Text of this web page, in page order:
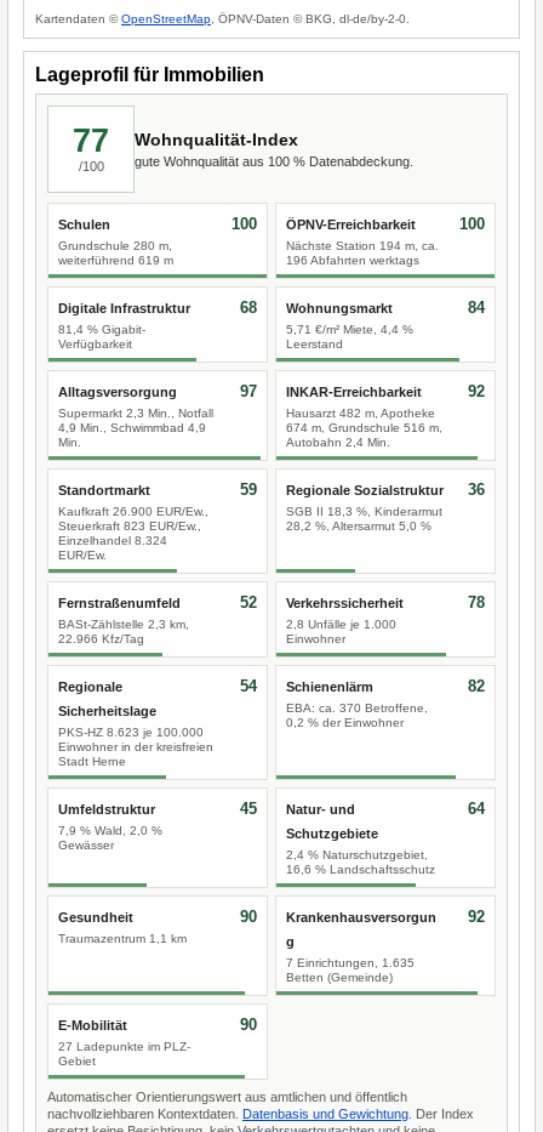
Kartendaten ©OpenStreetMap , ÖPNV-Daten © BKG, dl-de/by-2-0.
Lageprofil für Immobilien
77
/100
Wohnqualität-Index
gute Wohnqualität aus 100 % Datenabdeckung.
Schulen
Grundschule 280 m,
weiterführend 619 m
100 ÖPNV-Erreichbarkeit
Nächste Station 194 m, ca.
196 Abfahrten werktags
100
Digitale Infrastruktur
81,4 % Gigabit-
Verfügbarkeit
68 Wohnungsmarkt
5,71 €/m² Miete, 4,4 %
Leerstand
84
Alltagsversorgung
Supermarkt 2,3 Min., Notfall
4,9 Min., Schwimmbad 4,9
Min.
97 INKAR-Erreichbarkeit
Hausarzt 482 m, Apotheke
674 m, Grundschule 516 m,
Autobahn 2,4 Min.
92
Standortmarkt
Kaufkraft 26.900 EUR/Ew.,
Steuerkraft 823 EUR/Ew.,
Einzelhandel 8.324
EUR/Ew.
59 Regionale Sozialstruktur
SGB II 18,3 %, Kinderarmut
28,2 %, Altersarmut 5,0 %
36
Fernstraßenumfeld
BASt-Zählstelle 2,3 km,
22.966 Kfz/Tag
52 Verkehrssicherheit
2,8 Unfälle je 1.000
Einwohner
78
Regionale
Sicherheitslage
PKS-HZ 8.623 je 100.000
Einwohner in der kreisfreien
Stadt Herne
54 Schienenlärm
EBA: ca. 370 Betroffene,
0,2 % der Einwohner
82
Umfeldstruktur
7,9 % Wald, 2,0 %
Gewässer
45
Natur- und
Schutzgebiete
2,4 % Naturschutzgebiet,
16,6 % Landschaftsschutz
64
Gesundheit
Traumazentrum 1,1 km
90
Krankenhausversorgun
g
7 Einrichtungen, 1.635
Betten (Gemeinde)
92
E-Mobilität
27 Ladepunkte im PLZ-
Gebiet
90
Automatischer Orientierungswert aus amtlichen und öffentlich
nachvollziehbaren Kontextdaten. Datenbasis und Gewichtung . Der Index